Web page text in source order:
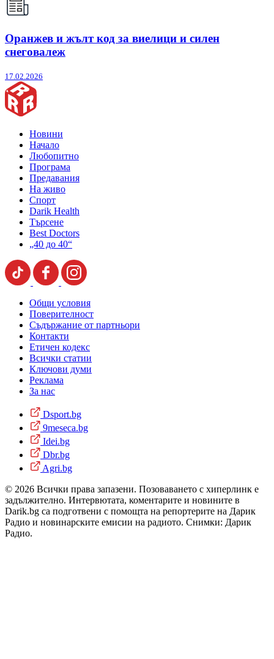
Оранжев и жълт код за виелици и силен
снеговалеж
17.02.2026
Новини
Начало
Любопитно
Програма
Предавания
На живо
Спорт
Darik Health
Търсене
Best Doctors
„40 до 40“
Общи условия
Поверителност
Съдържание от партньори
Контакти
Етичен кодекс
Всички статии
Ключови думи
Реклама
За нас
Dsport.bg
9meseca.bg
Idei.bg
Dbr.bg
Agri.bg
© 2026 Всички права запазени. Позоваването с хиперлинк е
задължително. Интервютата, коментарите и новините в
Darik.bg са подготвени с помощта на репортерите на Дарик
Радио и новинарските емисии на радиото. Снимки: Дарик
Радио.